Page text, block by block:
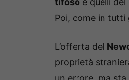
tifoso e quelli
Poi, come in tutti
L’offerta del
proprietà
un errore, ma